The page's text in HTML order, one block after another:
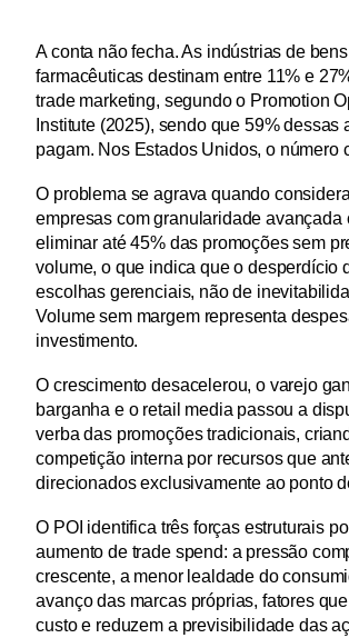
A conta não fecha. As indústrias de
farmacêuticas destinam entre 11% e
trade marketing, segundo o Promotion
Institute (2025), sendo que 59% dessas
pagam. Nos Estados Unidos, o número
O problema se agrava quando
empresas com granularidade avançada
eliminar até 45% das promoções sem
volume, o que indica que o desperdício
escolhas gerenciais, não de
Volume sem margem representa
investimento.
O crescimento desacelerou, o varejo
barganha e o retail media passou a
verba das promoções tradicionais,
competição interna por recursos que
O POI identifica três forças estruturais
aumento de trade spend: a pressão
crescente, a menor lealdade do
avanço das marcas próprias, fatores
custo e reduzem a previsibilidade das